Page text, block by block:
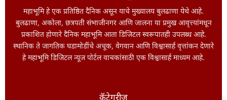
महाभूमि हे एक प्रतिष्ठित दैनिक असून याचे मुख्यालय बुलढाणा येथे आहे.
बुलढाणा, अकोला, छत्रपती संभाजीनगर आणि जालना या प्रमुख आवृत्त्यांमधून
प्रकाशित होणारे दैनिक महाभूमि आता डिजिटल स्वरूपातही उपलब्ध आहे.
स्थानिक ते जागतिक घडामोडींचे अचूक, वेगवान आणि विश्वासार्ह वृत्तांकन देणारे
हे महाभूमि डिजिटल न्यूज पोर्टल वाचकांसाठी एक विश्वासार्ह माध्यम आहे.